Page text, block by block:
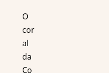
O
cor
al
da
Co